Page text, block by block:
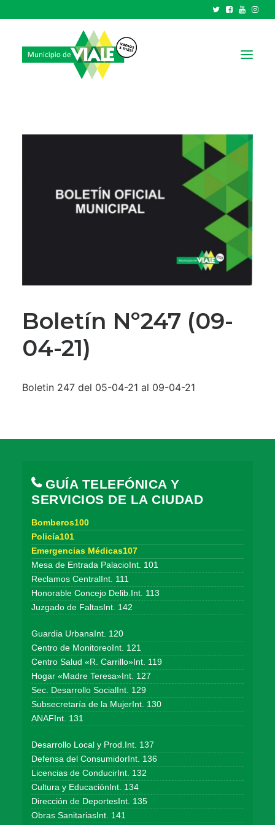
GOBIERNO
Boletín Nº247 (09-
04-21)
Boletin 247 del 05-04-21 al 09-04-21
GUÍA TELEFÓNICA Y
SERVICIOS DE LA CIUDAD
Bomberos100
Policía101
Emergencias Médicas107
Mesa de Entrada PalacioInt. 101
Reclamos CentralInt. 111
Honorable Concejo Delib.Int. 113
Juzgado de FaltasInt. 142
Guardia UrbanaInt. 120
Centro de MonitoreoInt. 121
Centro Salud «R. Carrillo»Int. 119
Hogar «Madre Teresa»Int. 127
Sec. Desarrollo SocialInt. 129
Subsecretaría de la MujerInt. 130
ANAFInt. 131
Desarrollo Local y Prod.Int. 137
Defensa del ConsumidorInt. 136
Licencias de ConducirInt. 132
Cultura y EducaciónInt. 134
Dirección de DeportesInt. 135
Obras SanitariasInt. 141